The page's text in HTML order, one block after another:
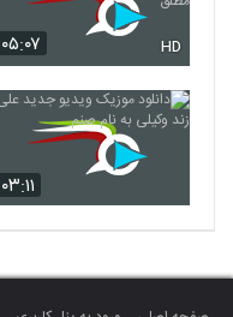
۰۵:۰۷ HD
۰۳:۱۱